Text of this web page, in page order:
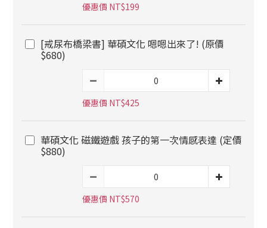
優惠價 NT$199
[戒尿布橋梁書] 華碩文化 嗯嗯出來了! (原價
$680)
優惠價 NT$425
華碩文化 磁鐵遊戲 孩子的第一次情感表達 (定價
$880)
優惠價 NT$570